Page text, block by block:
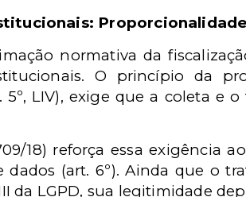
normativa da
O princípio da
5º, LIV), exige que a coleta e
18) reforça essa exigência
dados (art. 6º). Ainda que o
da LGPD, sua legitimidade